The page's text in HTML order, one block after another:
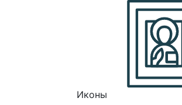
Иконы